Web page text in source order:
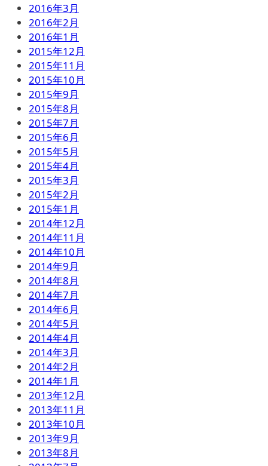
2016年3月
2016年2月
2016年1月
2015年12月
2015年11月
2015年10月
2015年9月
2015年8月
2015年7月
2015年6月
2015年5月
2015年4月
2015年3月
2015年2月
2015年1月
2014年12月
2014年11月
2014年10月
2014年9月
2014年8月
2014年7月
2014年6月
2014年5月
2014年4月
2014年3月
2014年2月
2014年1月
2013年12月
2013年11月
2013年10月
2013年9月
2013年8月